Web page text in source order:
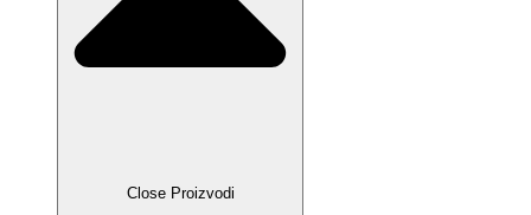
Close Proizvodi